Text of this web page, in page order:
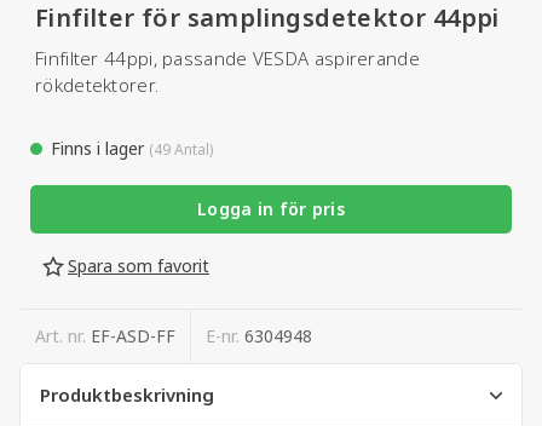
Finfilter för samplingsdetektor 44ppi
Finfilter 44ppi, passande VESDA aspirerande
rökdetektorer.
Finns i lager (49 Antal)
Logga in för pris
Spara som favorit
Art. nr. EF-ASD-FF E-nr. 6304948
Produktbeskrivning